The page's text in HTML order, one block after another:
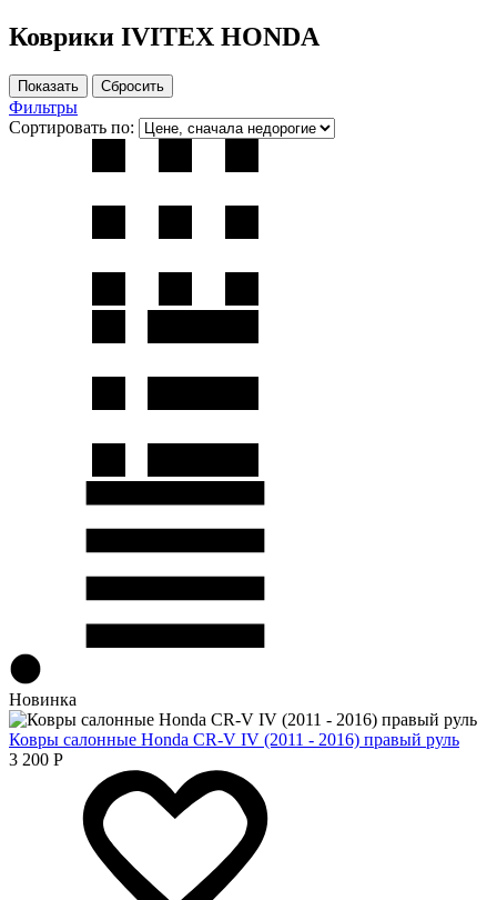
Коврики IVITEX HONDA
Фильтры
Сортировать по:
Новинка
Ковры салонные Honda CR-V IV (2011 - 2016) правый руль
3 200 Р